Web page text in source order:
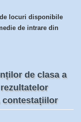
locuri disponibile
de intrare din
de clasa a
contestațiilor